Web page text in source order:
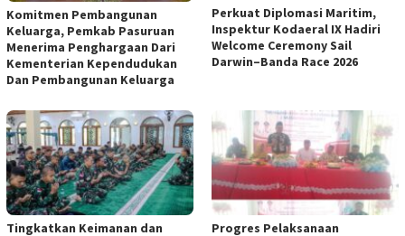
Komitmen Pembangunan
Keluarga, Pemkab Pasuruan
Menerima Penghargaan Dari
Kementerian Kependudukan
Dan Pembangunan Keluarga
Perkuat Diplomasi Maritim,
Inspektur Kodaeral IX Hadiri
Welcome Ceremony Sail
Darwin–Banda Race 2026
Tingkatkan Keimanan dan
Progres Pelaksanaan